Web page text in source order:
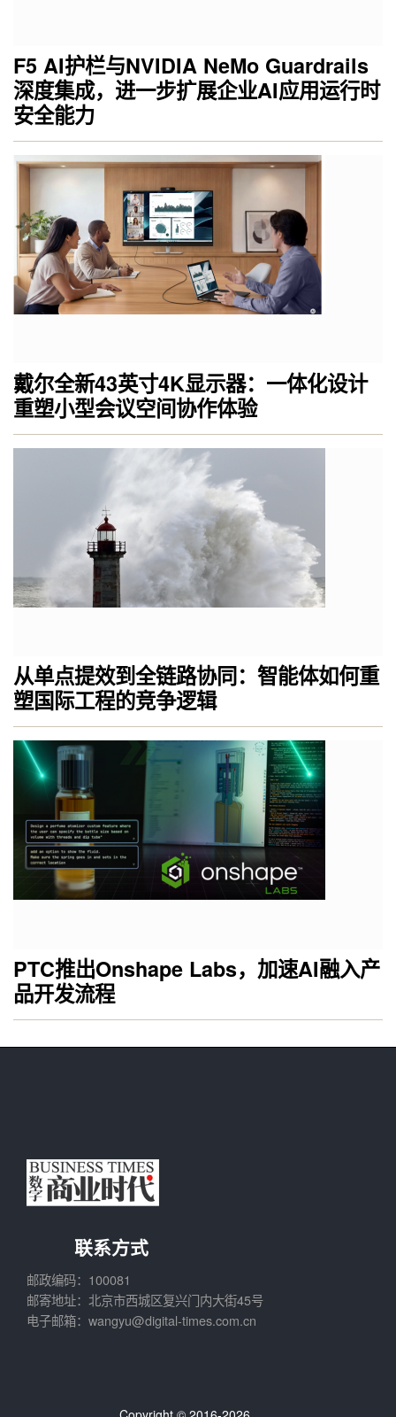
F5 AI护栏与NVIDIA NeMo Guardrails
深度集成，进一步扩展企业AI应用运行时
安全能力
戴尔全新43英寸4K显示器：一体化设计
重塑小型会议空间协作体验
从单点提效到全链路协同：智能体如何重
塑国际工程的竞争逻辑
PTC推出Onshape Labs，加速AI融入产
品开发流程
联系方式
邮政编码：100081
邮寄地址：北京市西城区复兴门内大街45号
电子邮箱：wangyu@digital-times.com.cn